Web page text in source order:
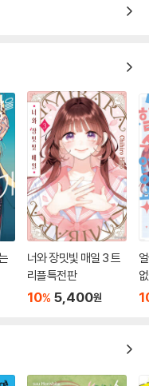
너와 장밋빛 매일 3 트
리플특전판
10% 5,400원